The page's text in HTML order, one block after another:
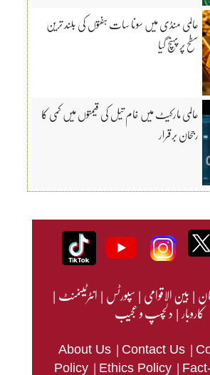
عالمی منڈی میں سونا سات ہفتوں کی بلند ترین
سطح پر پہنچ گیا
عالمی مارکیٹ میں خام تیل کی قیمتوں میں کمی کا
رجحان برقرار
|بین الاقوامی|سپورٹس|انٹرٹینمنٹ|
کاروبار|دلچسپ و عجیب
About Us | Contact Us |
Policy | Ethics Policy |